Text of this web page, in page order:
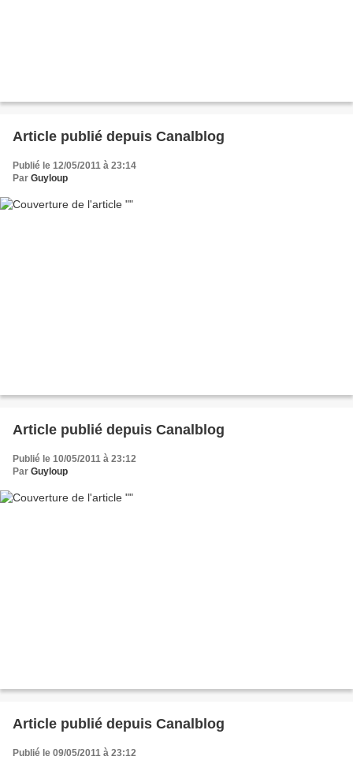
Article publié depuis Canalblog
Publié le 12/05/2011 à 23:14
Par Guyloup
Article publié depuis Canalblog
Publié le 10/05/2011 à 23:12
Par Guyloup
Article publié depuis Canalblog
Publié le 09/05/2011 à 23:12